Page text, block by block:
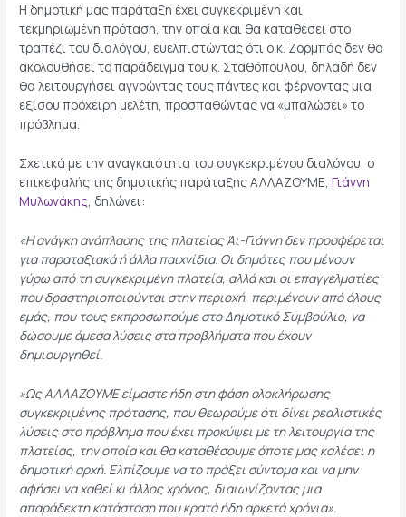
Η δημοτική μας παράταξη έχει συγκεκριμένη και
τεκμηριωμένη πρόταση, την οποία και θα καταθέσει στο
τραπέζι του διαλόγου, ευελπιστώντας ότι ο κ. Ζορμπάς δεν θα
ακολουθήσει το παράδειγμα του κ. Σταθόπουλου, δηλαδή δεν
θα λειτουργήσει αγνοώντας τους πάντες και φέρνοντας μια
εξίσου πρόχειρη μελέτη, προσπαθώντας να «μπαλώσει» το
πρόβλημα.
Σχετικά με την αναγκαιότητα του συγκεκριμένου διαλόγου, ο
επικεφαλής της δημοτικής παράταξης ΑΛΛΑΖΟΥΜΕ,Γιάννη
Μυλωνάκης, δηλώνει:
«Η ανάγκη ανάπλασης της πλατείας Άι-Γιάννη δεν προσφέρεται
για παραταξιακά ή άλλα παιχνίδια. Οι δημότες που μένουν
γύρω από τη συγκεκριμένη πλατεία, αλλά και οι επαγγελματίες
που δραστηριοποιούνται στην περιοχή, περιμένουν από όλους
εμάς, που τους εκπροσωπούμε στο Δημοτικό Συμβούλιο, να
δώσουμε άμεσα λύσεις στα προβλήματα που έχουν
δημιουργηθεί.
»Ως ΑΛΛΑΖΟΥΜΕ είμαστε ήδη στη φάση ολοκλήρωσης
συγκεκριμένης πρότασης, που θεωρούμε ότι δίνει ρεαλιστικές
λύσεις στο πρόβλημα που έχει προκύψει με τη λειτουργία της
πλατείας, την οποία και θα καταθέσουμε όποτε μας καλέσει η
δημοτική αρχή. Ελπίζουμε να το πράξει σύντομα και να μην
αφήσει να χαθεί κι άλλος χρόνος, διαιωνίζοντας μια
απαράδεκτη κατάσταση που κρατά ήδη αρκετά χρόνια».